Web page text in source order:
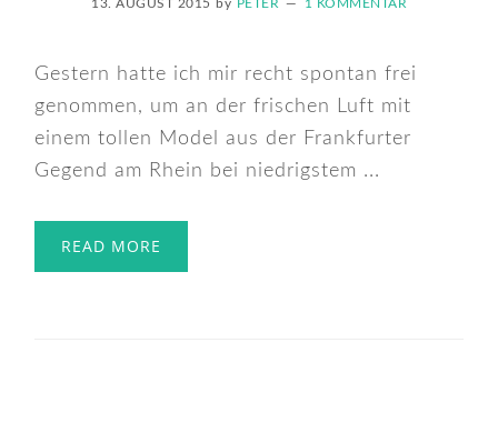
13. AUGUST 2015 by PETER 1 KOMMENTAR
Gestern hatte ich mir recht spontan frei
genommen, um an der frischen Luft mit
einem tollen Model aus der Frankfurter
Gegend am Rhein bei niedrigstem ...
READ MORE